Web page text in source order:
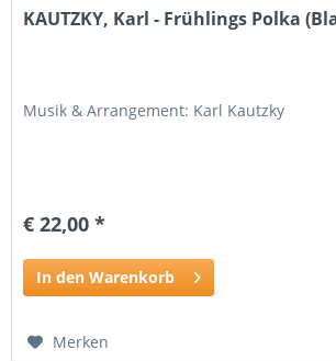
KAUTZKY, Karl - Frühlings Polka
Musik & Arrangement: Karl Kautzky
€ 22,00 *
In den Warenkorb
Merken